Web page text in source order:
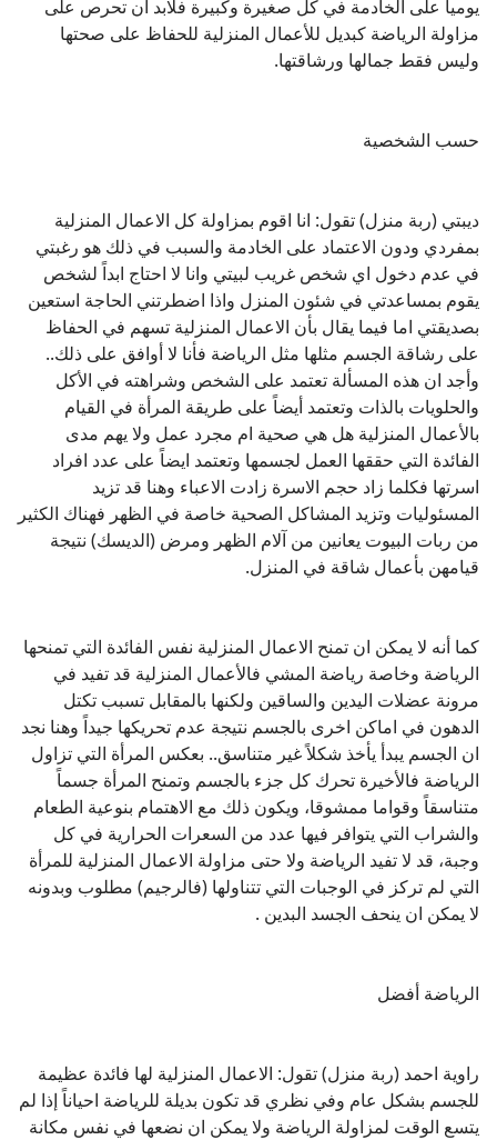
يومياً على الخادمة في كل صغيرة وكبيرة فلابد ان تحرص على
مزاولة الرياضة كبديل للأعمال المنزلية للحفاظ على صحتها
وليس فقط جمالها ورشاقتها.
حسب الشخصية
ديبتي (ربة منزل) تقول: انا اقوم بمزاولة كل الاعمال المنزلية
بمفردي ودون الاعتماد على الخادمة والسبب في ذلك هو رغبتي
في عدم دخول اي شخص غريب لبيتي وانا لا احتاج ابداً لشخص
يقوم بمساعدتي في شئون المنزل واذا اضطرتني الحاجة استعين
بصديقتي اما فيما يقال بأن الاعمال المنزلية تسهم في الحفاظ
على رشاقة الجسم مثلها مثل الرياضة فأنا لا أوافق على ذلك..
وأجد ان هذه المسألة تعتمد على الشخص وشراهته في الأكل
والحلويات بالذات وتعتمد أيضاً على طريقة المرأة في القيام
بالأعمال المنزلية هل هي صحية ام مجرد عمل ولا يهم مدى
الفائدة التي حققها العمل لجسمها وتعتمد ايضاً على عدد افراد
اسرتها فكلما زاد حجم الاسرة زادت الاعباء وهنا قد تزيد
المسئوليات وتزيد المشاكل الصحية خاصة في الظهر فهناك الكثير
من ربات البيوت يعانين من آلام الظهر ومرض (الديسك) نتيجة
قيامهن بأعمال شاقة في المنزل.
كما أنه لا يمكن ان تمنح الاعمال المنزلية نفس الفائدة التي تمنحها
الرياضة وخاصة رياضة المشي فالأعمال المنزلية قد تفيد في
مرونة عضلات اليدين والساقين ولكنها بالمقابل تسبب تكتل
الدهون في اماكن اخرى بالجسم نتيجة عدم تحريكها جيداً وهنا نجد
ان الجسم يبدأ يأخذ شكلاً غير متناسق.. بعكس المرأة التي تزاول
الرياضة فالأخيرة تحرك كل جزء بالجسم وتمنح المرأة جسماً
متناسقاً وقواما ممشوقا، ويكون ذلك مع الاهتمام بنوعية الطعام
والشراب التي يتوافر فيها عدد من السعرات الحرارية في كل
وجبة، قد لا تفيد الرياضة ولا حتى مزاولة الاعمال المنزلية للمرأة
التي لم تركز في الوجبات التي تتناولها (فالرجيم) مطلوب وبدونه
لا يمكن ان ينحف الجسد البدين .
الرياضة أفضل
راوية احمد (ربة منزل) تقول: الاعمال المنزلية لها فائدة عظيمة
للجسم بشكل عام وفي نظري قد تكون بديلة للرياضة احياناً إذا لم
يتسع الوقت لمزاولة الرياضة ولا يمكن ان نضعها في نفس مكانة